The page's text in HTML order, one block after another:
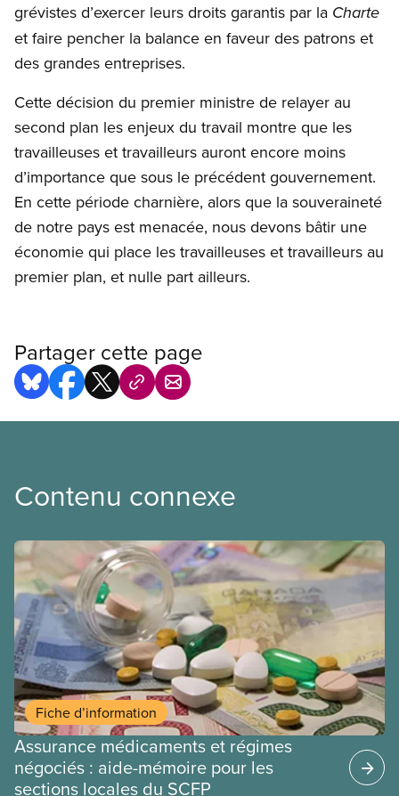
grévistes d’exercer leurs droits garantis par la Charte
et faire pencher la balance en faveur des patrons et
des grandes entreprises.
Cette décision du premier ministre de relayer au
second plan les enjeux du travail montre que les
travailleuses et travailleurs auront encore moins
d’importance que sous le précédent gouvernement.
En cette période charnière, alors que la souveraineté
de notre pays est menacée, nous devons bâtir une
économie qui place les travailleuses et travailleurs au
premier plan, et nulle part ailleurs.
Partager cette page
Contenu connexe
Fiche d’information
Assurance médicaments et régimes
négociés : aide-mémoire pour les
sections locales du SCFP